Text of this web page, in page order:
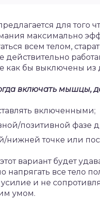
для того
максимально
всем телом,
действительно
как бы выключены
включать мышцы,
включенными;
позитивной фазе
нижней точке или
вариант будет
напрягать все тело
и не
умом.